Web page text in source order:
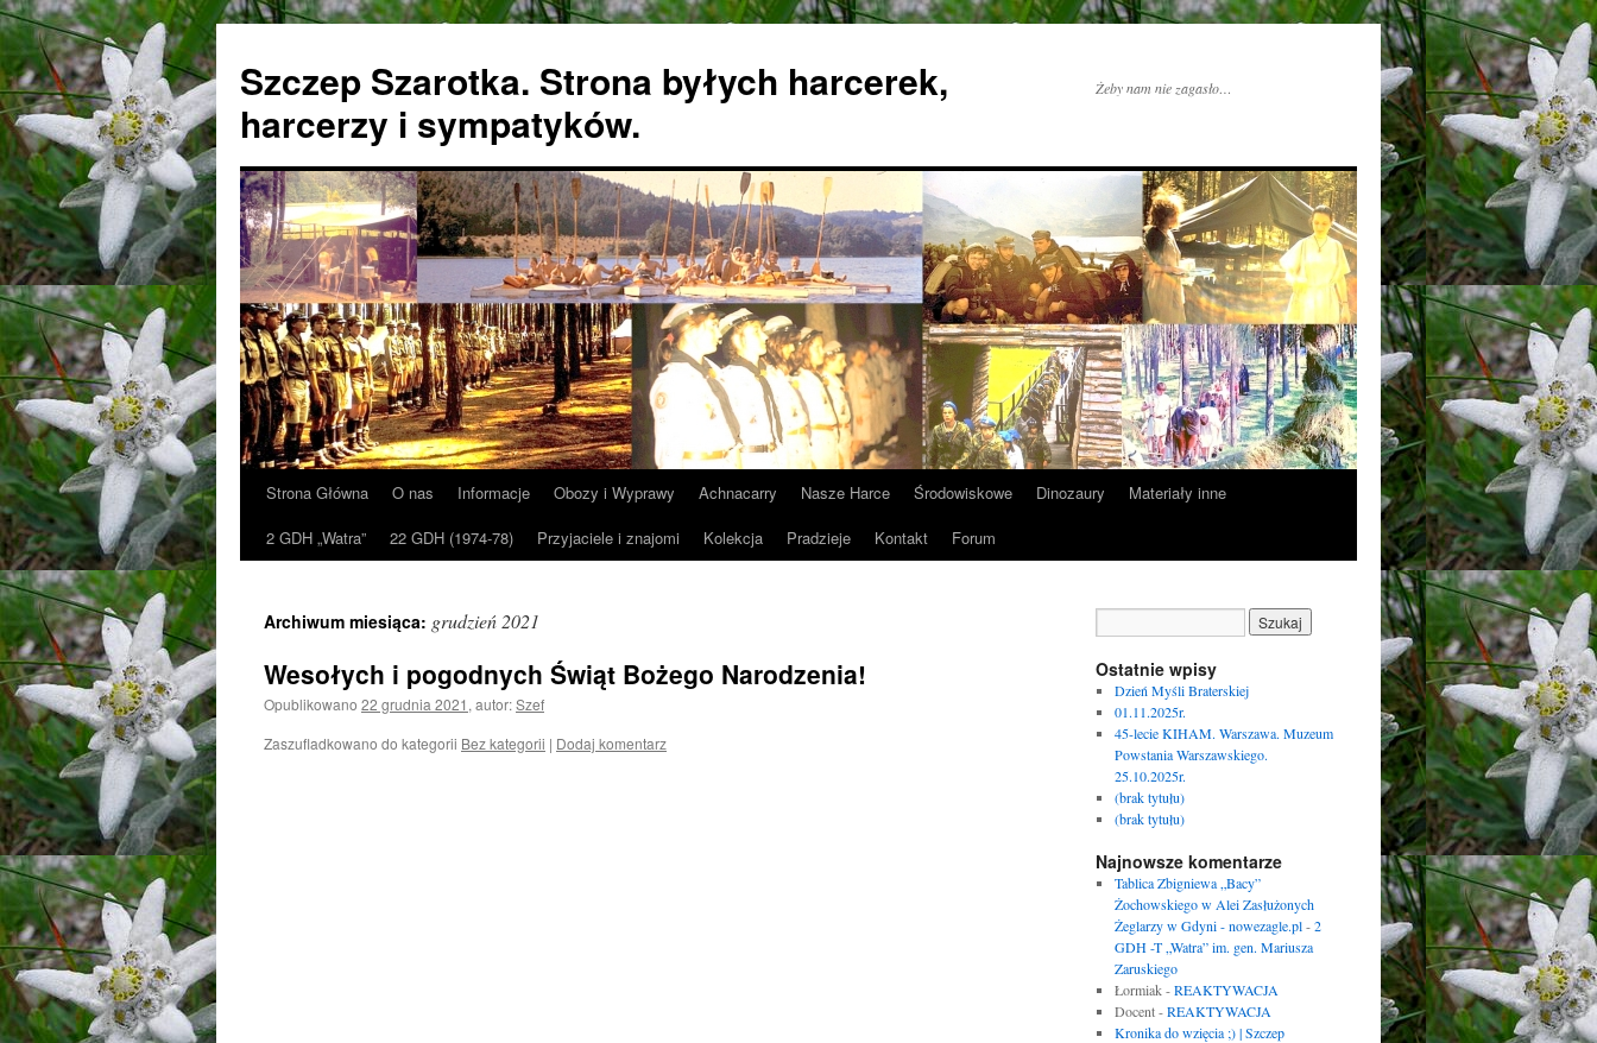
treści
Szczep Szarotka. Strona byłych harcerek,
harcerzy i sympatyków.
Żeby nam nie zagasło…
Strona Główna O nas Informacje Obozy i Wyprawy Achnacarry Nasze Harce Środowiskowe Dinozaury
Materiały inne
2 GDH „Watra”
22 GDH (1974-78) Przyjaciele i znajomi Kolekcja Pradzieje Kontakt Forum
Archiwum miesiąca: grudzień 2021
Wesołych i pogodnych Świąt Bożego Narodzenia!
Opublikowano 22 grudnia 2021 , autor:Szef
Zaszufladkowano do kategorii Bez kategorii | Dodaj komentarz
Ostatnie wpisy
Dzień Myśli Braterskiej
01.11.2025r.
45-lecie KIHAM. Warszawa. Muzeum
Powstania Warszawskiego.
25.10.2025r.
(brak tytułu)
(brak tytułu)
Najnowsze komentarze
Tablica Zbigniewa „Bacy”
Żochowskiego w Alei Zasłużonych
Żeglarzy w Gdyni - nowezagle.pl-2
GDH -T „Watra” im. gen. Mariusza
Zaruskiego
Łormiak-REAKTYWACJA
Docent-REAKTYWACJA
Kronika do wzięcia ;) | Szczep